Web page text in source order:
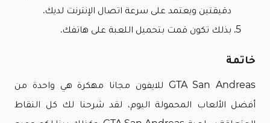
دقيقتين ويعتمد على سرعة اتصال الإنترنت لديك.
بذلك تكون قمت بتحميل اللعبة على هاتفك.
خاتمة
GTA San Andreas للايفون مجانا مهكرة هي واحدة من
أفضل الألعاب المحمولة اليوم، لقد شرحنا لك كل النقاط